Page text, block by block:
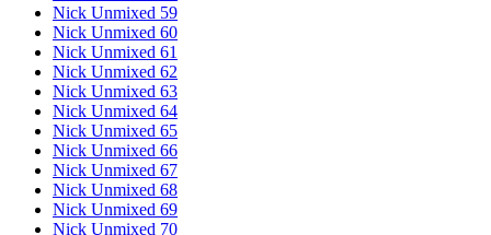
Nick Unmixed 59
Nick Unmixed 60
Nick Unmixed 61
Nick Unmixed 62
Nick Unmixed 63
Nick Unmixed 64
Nick Unmixed 65
Nick Unmixed 66
Nick Unmixed 67
Nick Unmixed 68
Nick Unmixed 69
Nick Unmixed 70